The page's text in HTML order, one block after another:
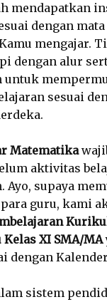
mendapatkan
dengan
mengajar.
dengan alur
untuk
sesuai
Matematika
aktivitas
Ayo, supaya
guru, kami
XI SMA/MA
dengan
sistem